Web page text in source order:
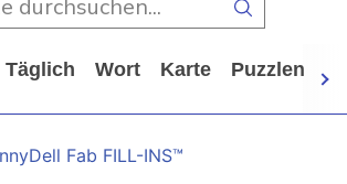
Täglich Wort Karte Puzzlen
Fab FILL-INS™